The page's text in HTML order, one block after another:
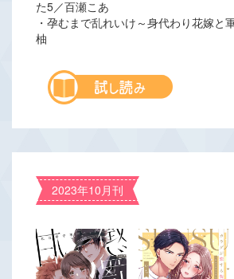
た5／百瀬こあ
・孕むまで乱れいけ～身代わり花嫁と
柚
2023年10月刊